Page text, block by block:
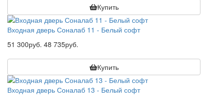
Купить
Входная дверь Соналаб 11 - Белый софт
51 300руб. 48 735руб.
Купить
Входная дверь Соналаб 13 - Белый софт